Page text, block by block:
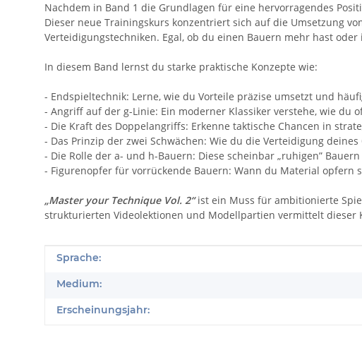
Nachdem in Band 1 die Grundlagen für eine hervorragendes
Dieser neue Trainingskurs konzentriert sich auf die Umsetzung
Verteidigungstechniken. Egal, ob du einen Bauern mehr hast
In diesem Band lernst du starke praktische Konzepte wie:
- Endspieltechnik: Lerne, wie du Vorteile präzise umsetzt und
- Angriff auf der g-Linie: Ein moderner Klassiker verstehe, wie
- Die Kraft des Doppelangriffs: Erkenne taktische Chancen in
- Das Prinzip der zwei Schwächen: Wie du die Verteidigung
- Die Rolle der a- und h-Bauern: Diese scheinbar „ruhigen”
- Figurenopfer für vorrückende Bauern: Wann du Material opfern
„Master your Technique Vol. 2“ist ein Muss für ambitionierte
strukturierten Videolektionen und Modellpartien vermittelt
Produkteigenschaft
Wert
Sprache:
Medium:
Erscheinungsjahr: